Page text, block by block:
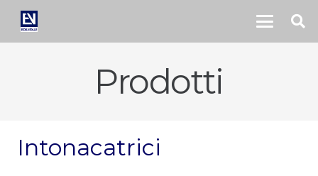
Prodotti
Intonacatrici